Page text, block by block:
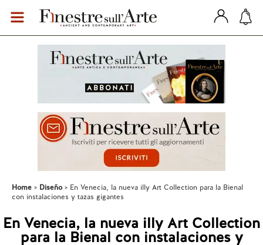
Home Diseño
En Venecia, la nueva illy Art Collection para la Bienal
con instalaciones y tazas gigantes
En Venecia, la nueva illy Art Collection
para la Bienal con instalaciones y